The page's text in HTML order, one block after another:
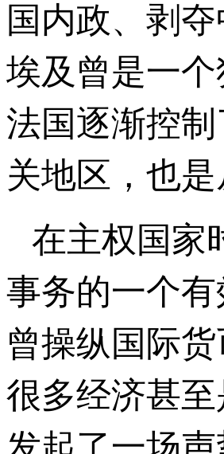
国内政、剥
埃及曾是一
法国逐渐控
关地区，也
在主权国家
事务的一个
曾操纵国际
很多经济甚